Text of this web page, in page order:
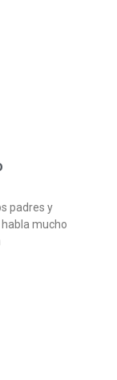
padres y
mucho